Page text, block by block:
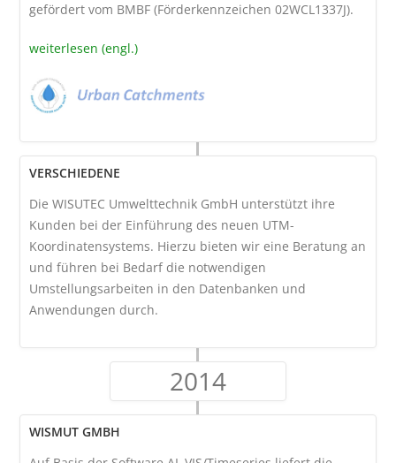
gefördert vom BMBF (Förderkennzeichen 02WCL1337J).
weiterlesen (engl.)
VERSCHIEDENE
Die WISUTEC Umwelttechnik GmbH unterstützt ihre
Kunden bei der Einführung des neuen UTM-
Koordinatensystems. Hierzu bieten wir eine Beratung an
und führen bei Bedarf die notwendigen
Umstellungsarbeiten in den Datenbanken und
Anwendungen durch.
2014
WISMUT GMBH